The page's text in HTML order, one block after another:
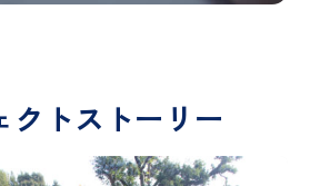
クトストーリー